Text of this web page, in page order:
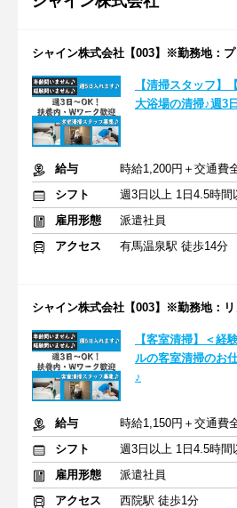
シャイン株式会社【003】※勤務地：
【清掃スタッフ】
大浴場の清掃♪週3
給与
時給1,200円＋交通費
シフト
週3日以上 1日4.5時間
雇用形態
派遣社員
アクセス
有馬温泉駅 徒歩14分
シャイン株式会社【003】※勤務地：
【客室清掃】＜経
ルの客室清掃のお
♪
給与
時給1,150円＋交通費
シフト
雇用形態
派遣社員
アクセス
西院駅 徒歩1分